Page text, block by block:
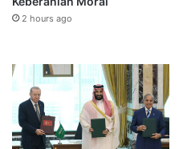
2 hours ago